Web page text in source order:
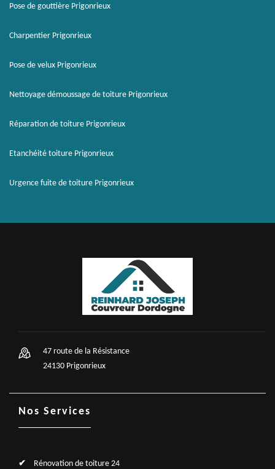
Pose de gouttière Prigonrieux
Charpentier Prigonrieux
Pose de velux Prigonrieux
Nettoyage démoussage de toiture Prigonrieux
Réparation de toiture Prigonrieux
Etanchéité toiture Prigonrieux
Urgence fuite de toiture Prigonrieux
47 route de la Résistance
24130 Prigonrieux
Nos Services
Rénovation de toiture 24